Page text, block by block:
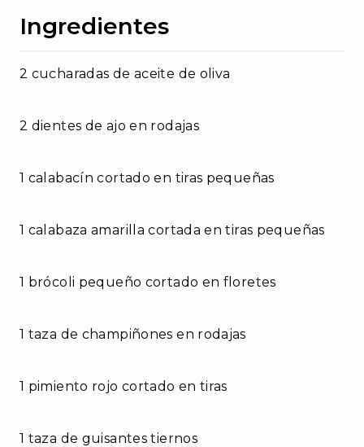
Ingredientes
2 cucharadas de aceite de oliva
2 dientes de ajo en rodajas
1 calabacín cortado en tiras pequeñas
1 calabaza amarilla cortada en tiras pequeñas
1 brócoli pequeño cortado en floretes
1 taza de champiñones en rodajas
1 pimiento rojo cortado en tiras
1 taza de guisantes tiernos